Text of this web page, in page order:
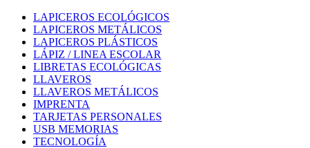
LAPICEROS ECOLÓGICOS
LAPICEROS METÁLICOS
LAPICEROS PLÁSTICOS
LÁPIZ / LINEA ESCOLAR
LIBRETAS ECOLÓGICAS
LLAVEROS
LLAVEROS METÁLICOS
IMPRENTA
TARJETAS PERSONALES
USB MEMORIAS
TECNOLOGÍA